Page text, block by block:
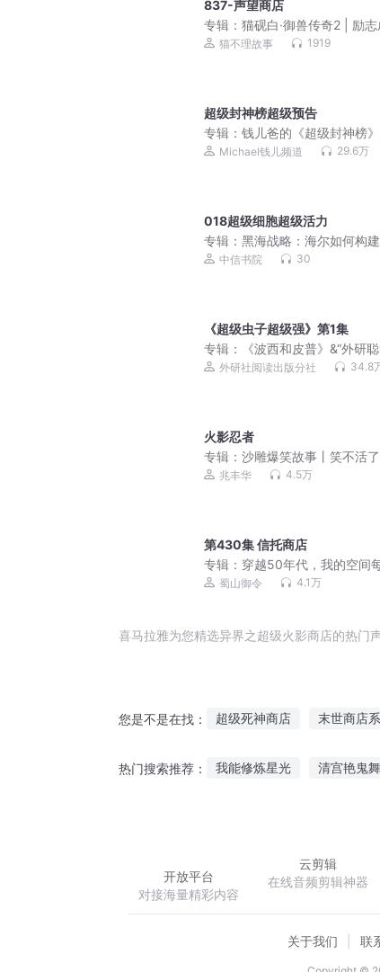
837-声望商店
专辑： 猫砚白·御兽传奇2 | 励志
不理故事
猫不理故事 1919
超级封神榜超级预告
专辑： 钱儿爸的《超级封神榜
Michael钱儿频道 29.6万
018超级细胞超级活力
专辑： 黑海战略：海尔如何构
态系统
中信书院 30
《超级虫子超级强》第1集
专辑：
《波西和皮普》&“外研
本故事音频讲播合集
外研社阅读出版分社 34.8
火影忍者
专辑： 沙雕爆笑故事丨笑不活了
兆丰华 4.5万
第430集 信托商店
专辑： 穿越50年代，我的空间
物资丨家长里短＆怀旧年代＆金
蜀山御令 4.1万
喜马拉雅为您精选异界之超级火影商店的热门
您是不是在找： 超级死神商店 末世商店
热门搜索推荐： 我能修炼星光 清宫艳鬼舞
开放平台
对接海量精彩内容
云剪辑
在线音频剪辑神器
关于我们 联